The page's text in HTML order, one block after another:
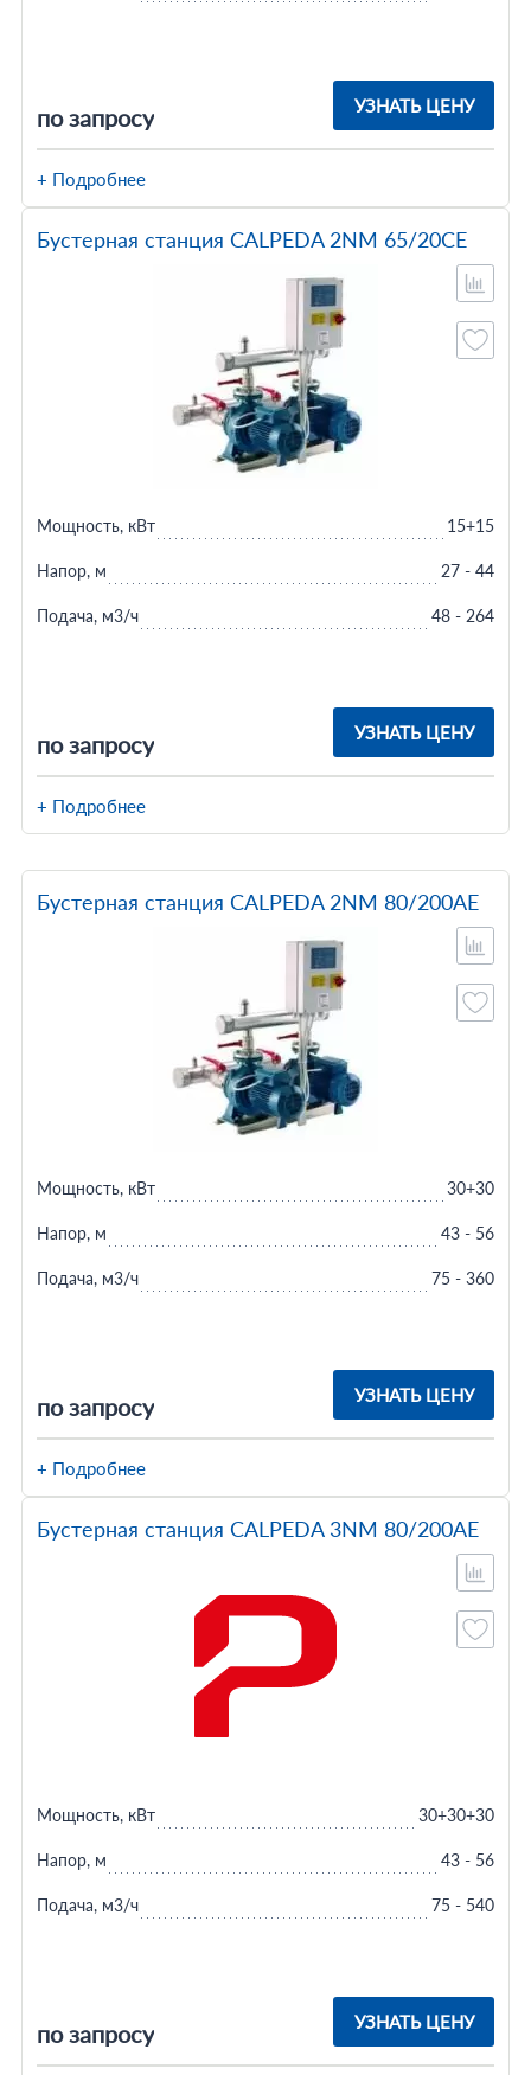
по запросу УЗНАТЬ ЦЕНУ
+ Подробнее
Бустерная станция CALPEDA 2NM 65/20CE
по запросу УЗНАТЬ ЦЕНУ
Мощность, кВт 15+15
Напор, м 27 - 44
Подача, м3/ч 48 - 264
+ Подробнее
Бустерная станция CALPEDA 2NM 80/200AE
по запросу УЗНАТЬ ЦЕНУ
Мощность, кВт 30+30
Напор, м 43 - 56
Подача, м3/ч 75 - 360
+ Подробнее
Бустерная станция CALPEDA 3NM 80/200AE
по запросу УЗНАТЬ ЦЕНУ
Мощность, кВт 30+30+30
Напор, м 43 - 56
Подача, м3/ч 75 - 540